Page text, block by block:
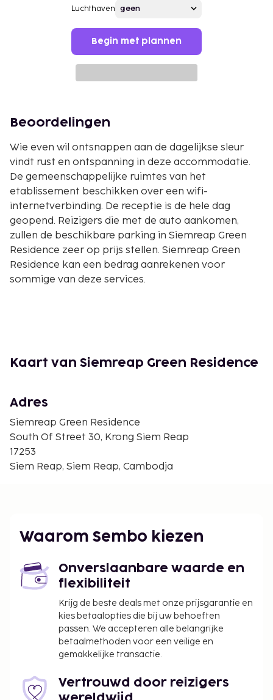
Luchthaven
Begin met plannen
Beoordelingen
Wie even wil ontsnappen aan de dagelijkse sleur
vindt rust en ontspanning in deze accommodatie.
De gemeenschappelijke ruimtes van het
etablissement beschikken over een wifi-
internetverbinding. De receptie is de hele dag
geopend. Reizigers die met de auto aankomen,
zullen de beschikbare parking in Siemreap Green
Residence zeer op prijs stellen. Siemreap Green
Residence kan een bedrag aanrekenen voor
sommige van deze services.
Kaart van Siemreap Green Residence
Adres
Siemreap Green Residence
South Of Street 30, Krong Siem Reap
17253
Siem Reap, Siem Reap, Cambodja
Waarom Sembo kiezen
Onverslaanbare waarde en
flexibiliteit
Krijg de beste deals met onze prijsgarantie en
kies betaalopties die bij uw behoeften
passen. We accepteren alle belangrijke
betaalmethoden voor een veilige en
gemakkelijke transactie.
Vertrouwd door reizigers